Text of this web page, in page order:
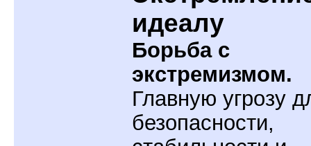
идеалу
Борьба с
экстремизмом.
Главную угрозу
безопасности,